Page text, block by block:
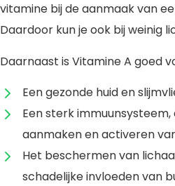
vitamine bij de aanmaak van
Daardoor kun je ook bij weinig
Daarnaast is Vitamine A goed
Een gezonde huid en
Een sterk
aanmaken en activeren
Het beschermen van
schadelijke invloeden van